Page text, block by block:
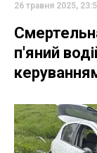
26 травня 2025,
п'яний